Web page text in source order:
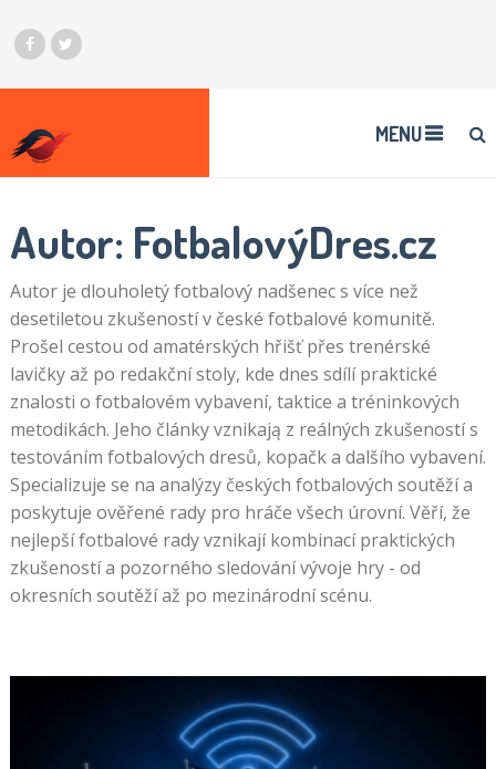
MENU
Autor: FotbalovýDres.cz
Autor je dlouholetý fotbalový nadšenec s více než
desetiletou zkušeností v české fotbalové komunitě.
Prošel cestou od amatérských hřišť přes trenérské
lavičky až po redakční stoly, kde dnes sdílí praktické
znalosti o fotbalovém vybavení, taktice a tréninkových
metodikách. Jeho články vznikają z reálných zkušeností s
testováním fotbalových dresů, kopačk a dalšího vybavení.
Specializuje se na analýzy českých fotbalových soutěží a
poskytuje ověřené rady pro hráče všech úrovní. Věří, že
nejlepší fotbalové rady vznikají kombinací praktických
zkušeností a pozorného sledování vývoje hry - od
okresních soutěží až po mezinárodní scénu.